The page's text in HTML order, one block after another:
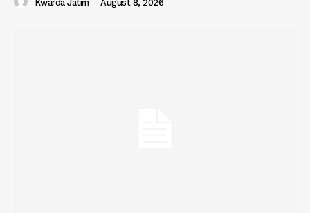
Kwarda Jatim - August 8, 2026